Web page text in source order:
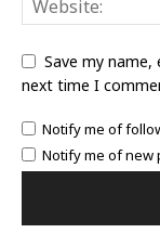
Save my
next time I
Notify me of
Notify me of new